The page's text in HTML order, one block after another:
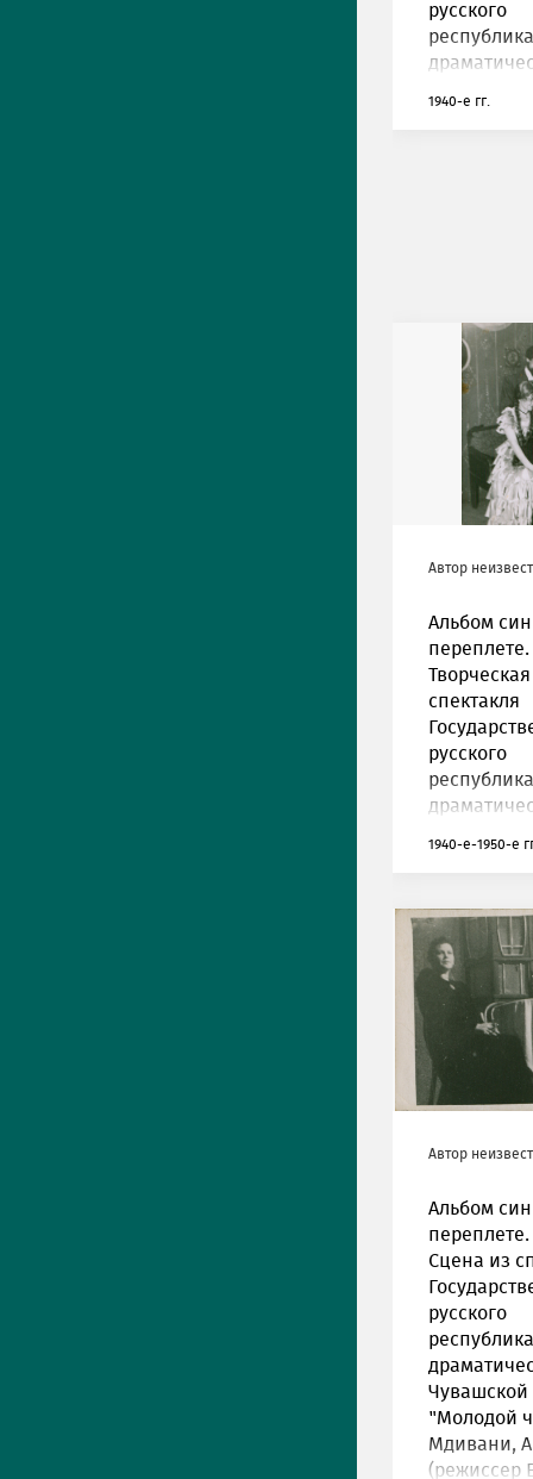
русского
1940-е гг.
Автор
Альбом
спектакля
русского
1940-е-1950-е
Автор
Альбом
Сцена из
русского
Чувашской
"Молодой
Мдивани,
(режиссер